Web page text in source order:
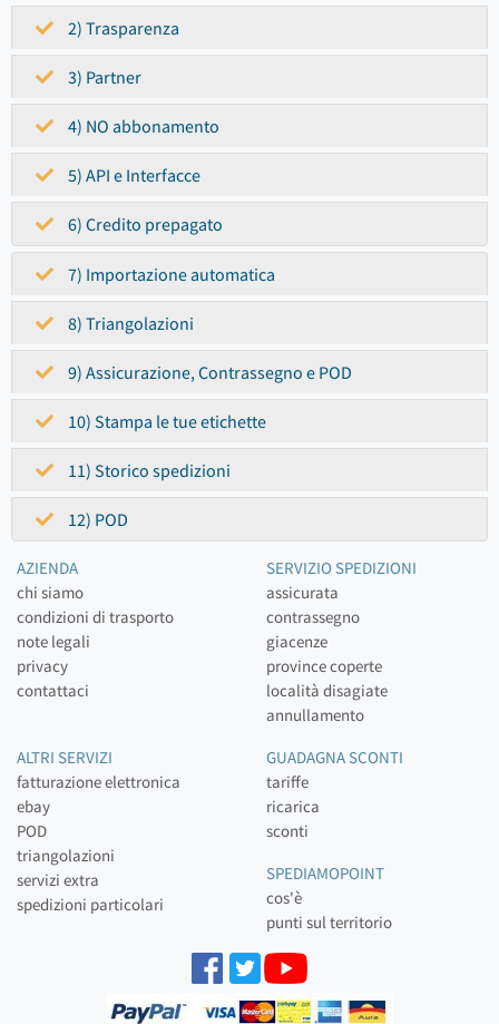
2) Trasparenza
3) Partner
4) NO abbonamento
5) API e Interfacce
6) Credito prepagato
7) Importazione automatica
8) Triangolazioni
9) Assicurazione, Contrassegno e POD
10) Stampa le tue etichette
11) Storico spedizioni
12) POD
AZIENDA
chi siamo
condizioni di trasporto
note legali
privacy
contattaci
SERVIZIO SPEDIZIONI
assicurata
contrassegno
giacenze
province coperte
località disagiate
annullamento
ALTRI SERVIZI
fatturazione elettronica
ebay
POD
triangolazioni
servizi extra
spedizioni particolari
GUADAGNA SCONTI
tariffe
ricarica
sconti
SPEDIAMOPOINT
cos'è
punti sul territorio